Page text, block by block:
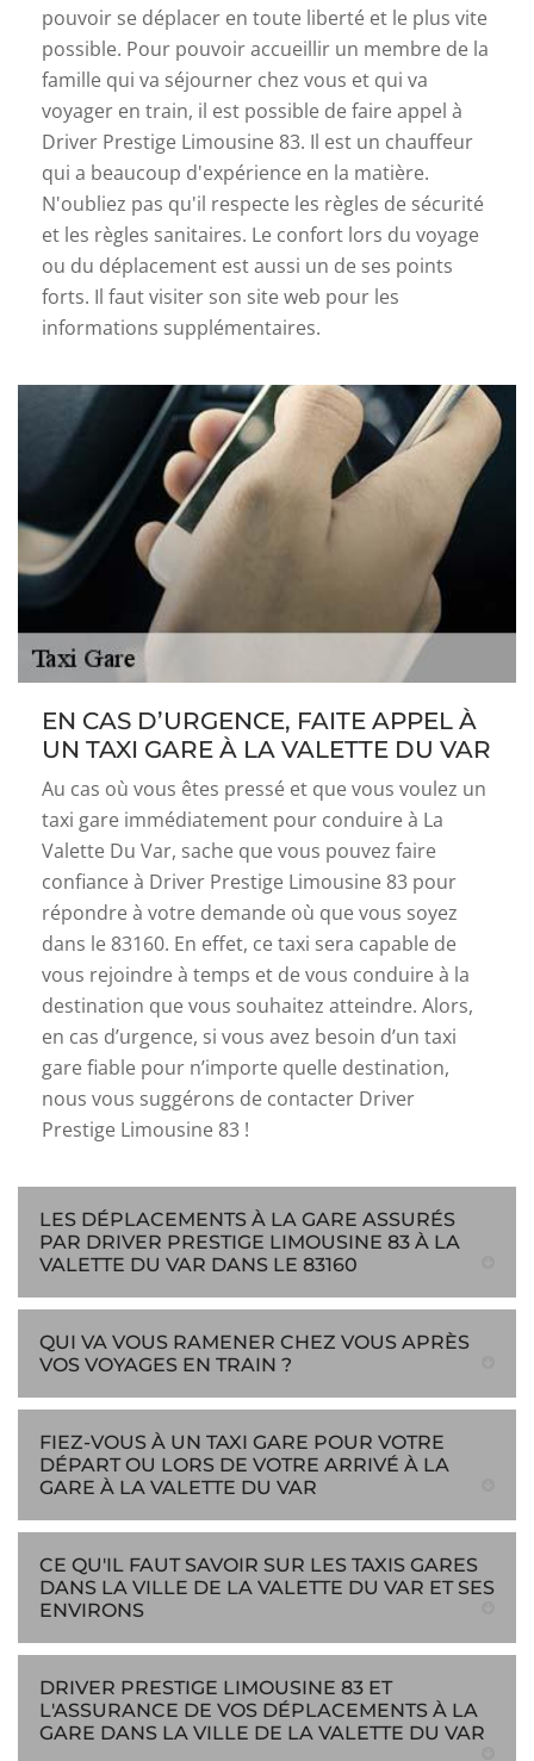
pouvoir se déplacer en toute liberté et le plus vite
possible. Pour pouvoir accueillir un membre de la
famille qui va séjourner chez vous et qui va
voyager en train, il est possible de faire appel à
Driver Prestige Limousine 83. Il est un chauffeur
qui a beaucoup d'expérience en la matière.
N'oubliez pas qu'il respecte les règles de sécurité
et les règles sanitaires. Le confort lors du voyage
ou du déplacement est aussi un de ses points
forts. Il faut visiter son site web pour les
informations supplémentaires.
EN CAS D’URGENCE, FAITE APPEL À
UN TAXI GARE À LA VALETTE DU VAR
Au cas où vous êtes pressé et que vous voulez un
taxi gare immédiatement pour conduire à La
Valette Du Var, sache que vous pouvez faire
confiance à Driver Prestige Limousine 83 pour
répondre à votre demande où que vous soyez
dans le 83160. En effet, ce taxi sera capable de
vous rejoindre à temps et de vous conduire à la
destination que vous souhaitez atteindre. Alors,
en cas d’urgence, si vous avez besoin d’un taxi
gare fiable pour n’importe quelle destination,
nous vous suggérons de contacter Driver
Prestige Limousine 83 !
LES DÉPLACEMENTS À LA GARE ASSURÉS
PAR DRIVER PRESTIGE LIMOUSINE 83 À LA
VALETTE DU VAR DANS LE 83160
QUI VA VOUS RAMENER CHEZ VOUS APRÈS
VOS VOYAGES EN TRAIN ?
FIEZ-VOUS À UN TAXI GARE POUR VOTRE
DÉPART OU LORS DE VOTRE ARRIVÉ À LA
GARE À LA VALETTE DU VAR
CE QU'IL FAUT SAVOIR SUR LES TAXIS GARES
DANS LA VILLE DE LA VALETTE DU VAR ET SES
ENVIRONS
DRIVER PRESTIGE LIMOUSINE 83 ET
L'ASSURANCE DE VOS DÉPLACEMENTS À LA
GARE DANS LA VILLE DE LA VALETTE DU VAR